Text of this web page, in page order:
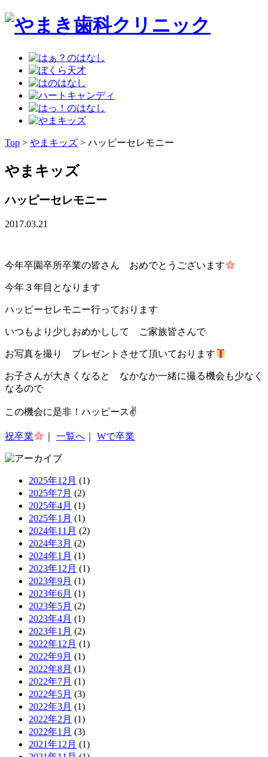
Top > やまキッズ > ハッピーセレモニー
やまキッズ
ハッピーセレモニー
2017.03.21
今年卒園卒所卒業の皆さん おめでとうございます
今年３年目となります
ハッピーセレモニー行っております
いつもより少しおめかしして ご家族皆さんで
お写真を撮り プレゼントさせて頂いております
お子さんが大きくなると なかなか一緒に撮る機会も少なく
なるので
この機会に是非！ハッピース✌
祝卒業 ｜一覧へ ｜Wで卒業
2025年12月 (1)
2025年7月 (2)
2025年4月 (1)
2025年1月 (1)
2024年11月 (2)
2024年3月 (2)
2024年1月 (1)
2023年12月 (1)
2023年9月 (1)
2023年6月 (1)
2023年5月 (2)
2023年4月 (1)
2023年1月 (2)
2022年12月 (1)
2022年9月 (1)
2022年8月 (1)
2022年7月 (1)
2022年5月 (3)
2022年3月 (1)
2022年2月 (1)
2022年1月 (3)
2021年12月 (1)